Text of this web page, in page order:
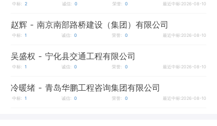
中标: 2 诚信: 0 荣誉: 0 最近中标:2026-08-10
赵辉 - 南京南部路桥建设（集团）有限公司
中标: 1 诚信: 0 荣誉: 0 最近中标:2026-08-10
吴盛权 - 宁化县交通工程有限公司
中标: 1 诚信: 0 荣誉: 0 最近中标:2026-08-10
冷暖绪 - 青岛华鹏工程咨询集团有限公司
中标: 1 诚信: 0 荣誉: 0 最近中标:2026-08-10